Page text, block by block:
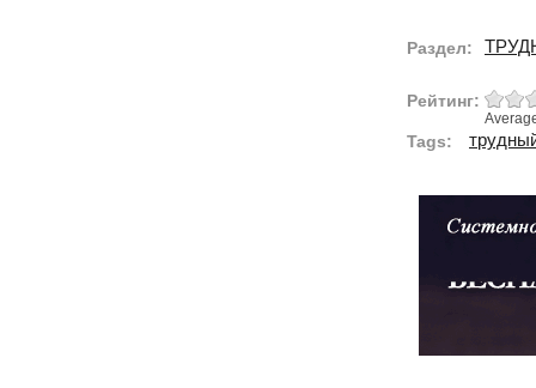
Раздел:
Рейтинг:
Tags: